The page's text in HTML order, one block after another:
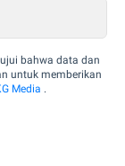
bahwa data dan
untuk memberikan
Media .